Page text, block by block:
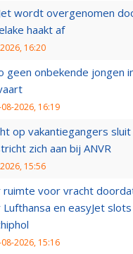
wordt overgenomen
haakt af
16:20
geen onbekende jongen
2026, 16:19
op vakantiegangers
zich aan bij ANVR
15:56
ruimte voor vracht
en easyJet
2026, 15:16